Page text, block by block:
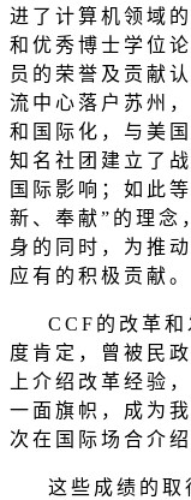
进了计算机领域
和优秀博士学位
员的荣誉及贡献
流中心落户苏州
和国际化，与美
知名社团建立了
国际影响；如此
新、奉献” 的理念
身的同时，为推
应有的积极贡献。
CCF 的改革
度肯定，曾被民
上介绍改革经验
一面旗帜，成为
次在国际场合介
这些成绩的取